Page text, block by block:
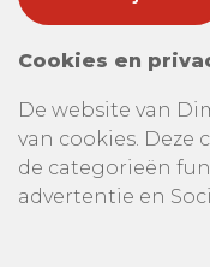
Cookies en
De website van
van cookies. Deze
de categorieën
advertentie en